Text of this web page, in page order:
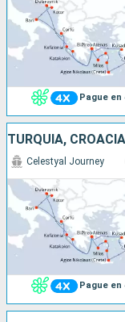
Pague en
Pague en
Celestyal Journey